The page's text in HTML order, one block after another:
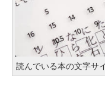
読んでいる本の文字サ